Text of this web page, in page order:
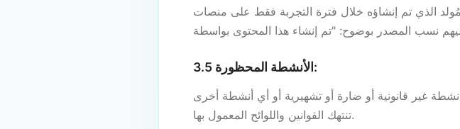
الذي تم إنشاؤه خلال فترة التجربة فقط على منصات
3.5 الأنشطة المحظورة:
غير قانونية أو ضارة أو تشهيرية أو أي أنشطة أخرى
تنتهك القوانين واللوائح المعمول بها.